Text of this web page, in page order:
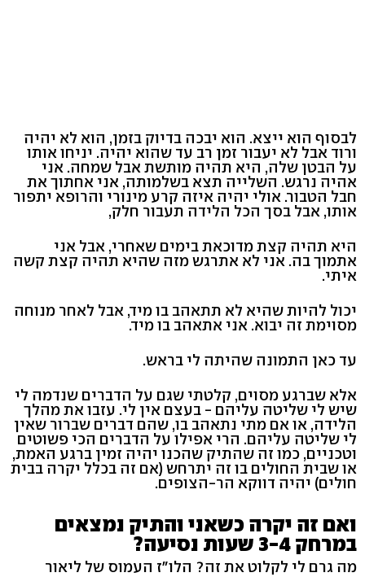
לבסוף הוא ייצא. הוא יבכה בדיוק בזמן, הוא לא יהיה
ורוד אבל לא יעבור זמן רב עד שהוא יהיה. יניחו אותו
על הבטן שלה, היא תהיה מותשת אבל שמחה. אני
אהיה נרגש. השלייה תצא בשלמותה, אני אחתוך את
חבל הטבור. אולי יהיה איזה קרע מינורי והרופא יתפור
אותו, אבל בסך הכל הלידה תעבור חלק,
היא תהיה קצת מדוכאת בימים שאחרי, אבל אני
אתמוך בה. אני לא אתרגש מזה שהיא תהיה קצת קשה
איתי.
יכול להיות שהיא לא תתאהב בו מיד, אבל לאחר מנוחה
מסוימת זה יבוא. אני אתאהב בו מיד.
עד כאן התמונה שהיתה לי בראש.
אלא שברגע מסוים, קלטתי שגם על הדברים שנדמה לי
שיש לי שליטה עליהם - בעצם אין לי. עזבו את מהלך
הלידה, או אם מתי נתאהב בו, שהם דברים שברור שאין
לי שליטה עליהם. הרי אפילו על הדברים הכי פשוטים
וטכניים, כמו זה שהתיק שהכנו יהיה זמין ברגע האמת,
או שבית החולים בו זה יתרחש (אם זה בכלל יקרה בבית
חולים) יהיה דווקא הר-הצופים.
ואם זה יקרה כשאני והתיק נמצאים
במרחק 3-4 שעות נסיעה?
מה גרם לי לקלוט את זה? הלו"ז העמוס של ליאור